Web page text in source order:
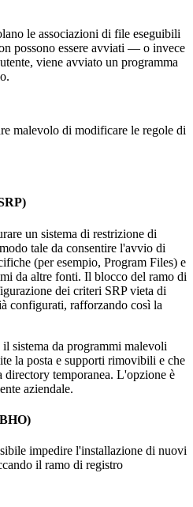
le associazioni di file eseguibili
possono essere avviati — o invece
viene avviato un programma
malevolo di modificare le regole di
un sistema di restrizione di
tale da consentire l'avvio di
(per esempio, Program Files) e
da altre fonti. Il blocco del ramo di
dei criteri SRP vieta di
configurati, rafforzando così la
sistema da programmi malevoli
la posta e supporti rimovibili e che
directory temporanea. L'opzione è
aziendale.
impedire l'installazione di nuovi
il ramo di registro